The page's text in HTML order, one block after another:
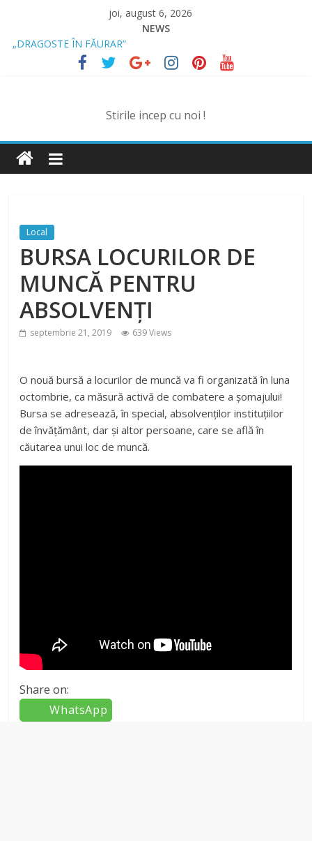
content
joi, august 6, 2026
NEWS
„DRAGOSTE ÎN FĂURAR”
NOUL COD RUTIER A INTRAT ÎN VIGOARE!
MII DE ȚIGARETE DE CONTRABANDĂ, CONFISCATE DE
SPRIJIN FINANCIAR PENTRU FERMIERI
Stirile incep cu noi !
Local
BURSA LOCURILOR DE
MUNCĂ PENTRU
ABSOLVENȚI
septembrie 21, 2019 639 Views
O nouă bursă a locurilor de muncă va fi organizată în luna
octombrie, ca măsură activă de combatere a șomajului!
Bursa se adresează, în special, absolvenților instituțiilor
de învățământ, dar și altor persoane, care se află în
căutarea unui loc de muncă.
Share on:
WhatsApp